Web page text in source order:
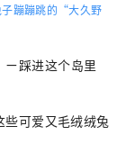
子蹦蹦跳的“大久野
ㄧ踩进这个岛里
些可爱又毛绒绒兔